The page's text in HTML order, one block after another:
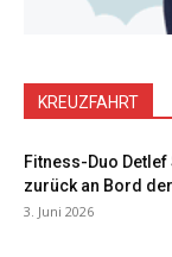
KREUZFAHRT
Fitness-Duo Detlef
zurück an Bord der
3. Juni 2026